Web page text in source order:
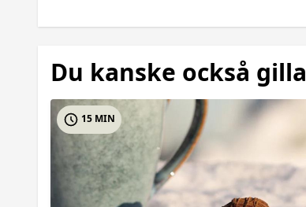
Du kanske också
15 MIN